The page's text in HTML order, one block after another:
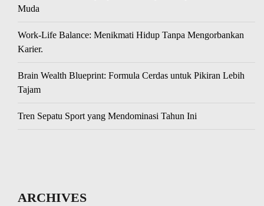
Muda
Work-Life Balance: Menikmati Hidup Tanpa Mengorbankan
Karier.
Brain Wealth Blueprint: Formula Cerdas untuk Pikiran Lebih
Tajam
Tren Sepatu Sport yang Mendominasi Tahun Ini
ARCHIVES